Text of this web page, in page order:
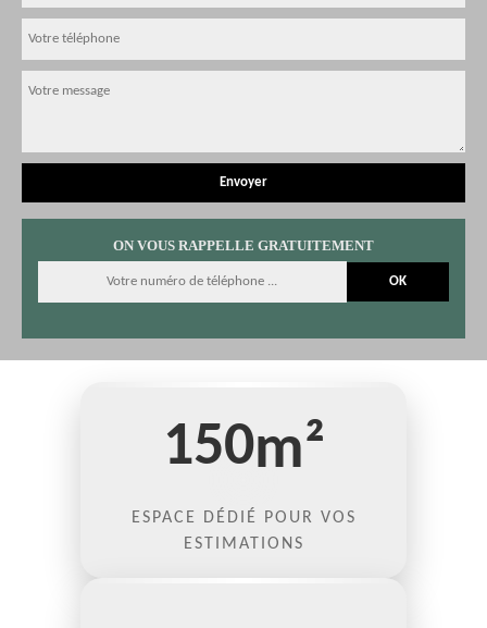
ON VOUS RAPPELLE GRATUITEMENT
150m²
ESPACE DÉDIÉ POUR VOS
ESTIMATIONS